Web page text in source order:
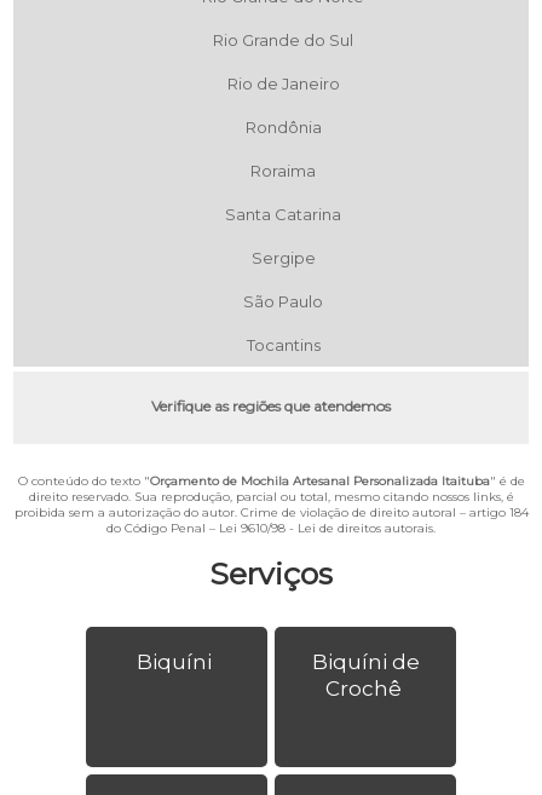
Serviços
Biquíni
Biquíni de
Crochê
Rio Grande do Sul
Rio de Janeiro
Rondônia
Roraima
Santa Catarina
Sergipe
São Paulo
Tocantins
Verifique as regiões que atendemos
O conteúdo do texto "Orçamento de Mochila Artesanal Personalizada Itaituba" é de
direito reservado. Sua reprodução, parcial ou total, mesmo citando nossos links, é
proibida sem a autorização do autor. Crime de violação de direito autoral – artigo 184
do Código Penal – Lei 9610/98 - Lei de direitos autorais.